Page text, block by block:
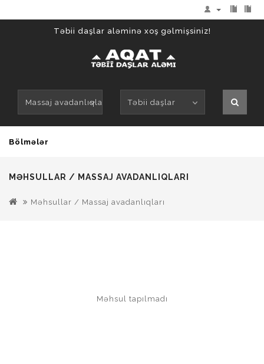
Təbii daşlar aləminə xoş gəlmişsiniz!
Massaj avadanlıqları Təbii daşlar
Bölmələr
MƏHSULLAR / MASSAJ AVADANLIQLARI
Məhsullar / Massaj avadanlıqları
Məhsul tapılmadı